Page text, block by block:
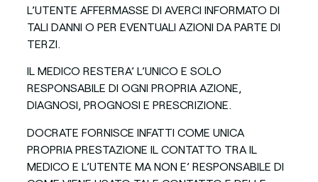
L’UTENTE AFFERMASSE DI AVERCI INFORMATO DI
TALI DANNI O PER EVENTUALI AZIONI DA PARTE DI
TERZI.
IL MEDICO RESTERA’ L’UNICO E SOLO
RESPONSABILE DI OGNI PROPRIA AZIONE,
DIAGNOSI, PROGNOSI E PRESCRIZIONE.
DOCRATE FORNISCE INFATTI COME UNICA
PROPRIA PRESTAZIONE IL CONTATTO TRA IL
MEDICO E L’UTENTE MA NON E’ RESPONSABILE DI